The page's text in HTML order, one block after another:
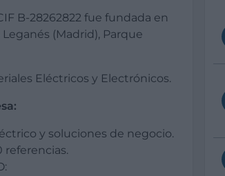
B-28262822 fue fundada en
(Madrid), Parque
Eléctricos y Electrónicos.
y soluciones de negocio.
referencias.